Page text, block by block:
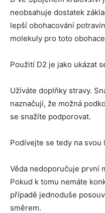
neobsahuje dostatek
lepší obohacování
molekuly pro toto
Použití D2 je jako ukázat
Užíváte doplňky stravy.
naznačují, že možná
se snažíte podporovat.
Podívejte se tedy na svou
Věda nedoporučuje první
Pokud k tomu nemáte
případě jednoduše
směrem.